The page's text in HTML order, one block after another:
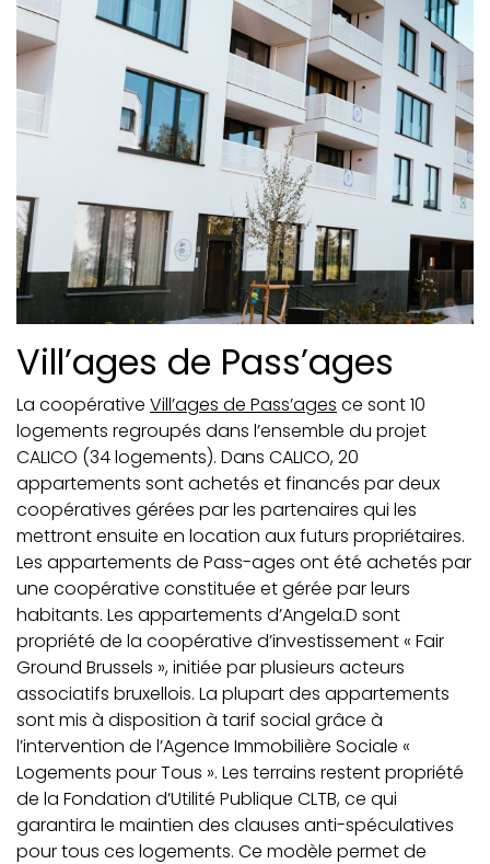
Vill’ages de Pass’ages
La coopérative Vill’ages de Pass’ages ce sont 10
logements regroupés dans l’ensemble du projet
CALICO (34 logements). Dans CALICO, 20
appartements sont achetés et financés par deux
coopératives gérées par les partenaires qui les
mettront ensuite en location aux futurs propriétaires.
Les appartements de Pass-ages ont été achetés par
une coopérative constituée et gérée par leurs
habitants. Les appartements d’Angela.D sont
propriété de la coopérative d’investissement « Fair
Ground Brussels », initiée par plusieurs acteurs
associatifs bruxellois. La plupart des appartements
sont mis à disposition à tarif social grâce à
l’intervention de l’Agence Immobilière Sociale «
Logements pour Tous ». Les terrains restent propriété
de la Fondation d’Utilité Publique CLTB, ce qui
garantira le maintien des clauses anti-spéculatives
pour tous ces logements. Ce modèle permet de